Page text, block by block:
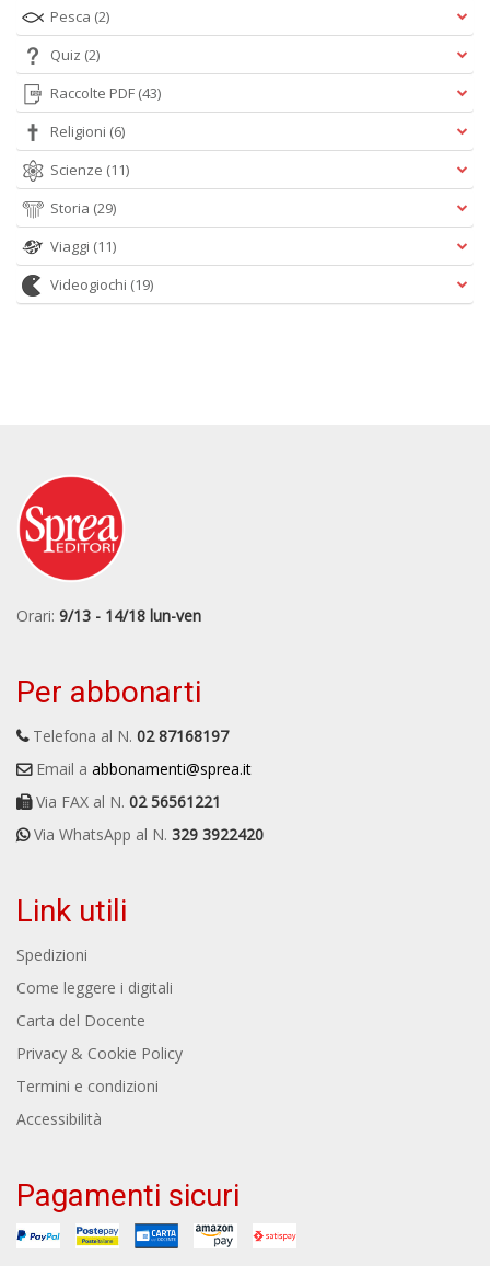
Pesca (2)
Quiz (2)
Raccolte PDF (43)
Religioni (6)
Scienze (11)
Storia (29)
Viaggi (11)
Videogiochi (19)
Orari: 9/13 - 14/18 lun-ven
Per abbonarti
Telefona al N. 02 87168197
Email a abbonamenti@sprea.it
Via FAX al N. 02 56561221
Via WhatsApp al N. 329 3922420
Link utili
Spedizioni
Come leggere i digitali
Carta del Docente
Privacy & Cookie Policy
Termini e condizioni
Accessibilità
Pagamenti sicuri